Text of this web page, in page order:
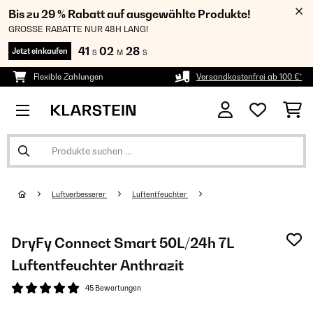
Bis zu 29 % Rabatt auf ausgewählte Produkte!
GROSSE RABATTE NUR 48H LANG!
Jetzt einkaufen 41 S 02 M 28 S
Flexible Zahlungen Versandkostenfrei ab 100 €*
Luftverbesserer Luftentfeuchter
DryFy Connect Smart 50L/24h 7L
Luftentfeuchter Anthrazit
45 Bewertungen